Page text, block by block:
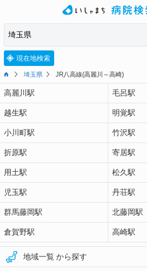
現在地検索
埼玉県 JR八高線(高麗川～高崎)
高麗川駅 毛呂駅
越生駅 明覚駅
小川町駅 竹沢駅
折原駅 寄居駅
用土駅 松久駅
児玉駅 丹荘駅
群馬藤岡駅 北藤岡駅
倉賀野駅 高崎駅
地域一覧 から探す